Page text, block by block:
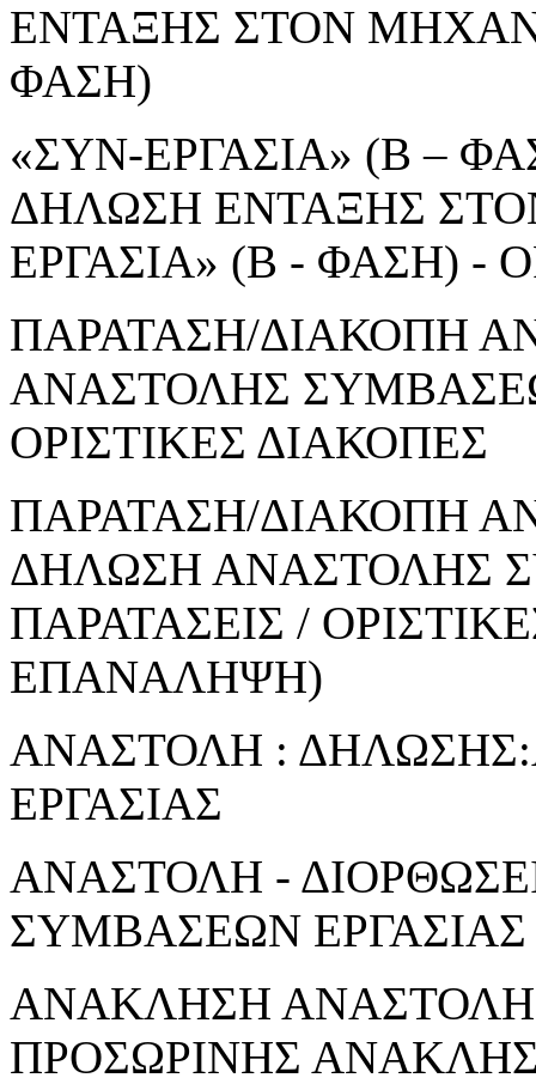
ΕΝΤΑΞΗΣ ΣΤΟΝ
ΦΑΣΗ)
«ΣΥΝ-ΕΡΓΑΣΙΑ» (Β –
ΔΗΛΩΣΗ ΕΝΤΑΞΗΣ
ΕΡΓΑΣΙΑ» (Β - ΦΑΣΗ)
ΠΑΡΑΤΑΣΗ/ΔΙΑΚΟΠΗ
ΑΝΑΣΤΟΛΗΣ
ΟΡΙΣΤΙΚΕΣ ΔΙΑΚΟΠΕΣ
ΠΑΡΑΤΑΣΗ/ΔΙΑΚΟΠΗ
ΔΗΛΩΣΗ ΑΝΑΣΤΟΛΗΣ
ΠΑΡΑΤΑΣΕΙΣ /
ΕΠΑΝΑΛΗΨΗ)
ΑΝΑΣΤΟΛΗ :
ΕΡΓΑΣΙΑΣ
ΑΝΑΣΤΟΛΗ -
ΣΥΜΒΑΣΕΩΝ
ΑΝΑΚΛΗΣΗ
ΠΡΟΣΩΡΙΝΗΣ